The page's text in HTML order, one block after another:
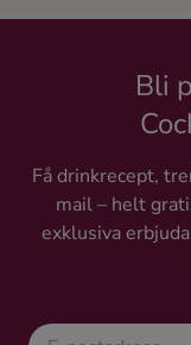
Bli
Få drinkrecept,
mail – helt
exklusiva